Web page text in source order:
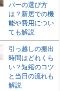
バーの選び方
は？新居での機
能や費用につい
ても解説
引っ越しの搬出
時間はどれくら
い？短縮のコツ
と当日の流れも
解説